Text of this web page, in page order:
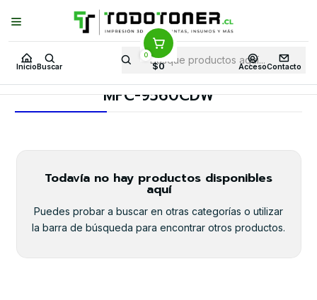
Inicio Buscar
0
$0 AccesoContacto
Puedes Elegir: Comprar enTienda· Despachoa Todo Chile · Retiro en
Tienda en24 Horas
Inicio Toner y tambor Toner Alternativo BROTHER
Equipos BROTHER MFC-9560CDW
MFC-9560CDW
Todavía no hay productos disponibles
aquí
Puedes probar a buscar en otras categorías o utilizar
la barra de búsqueda para encontrar otros productos.